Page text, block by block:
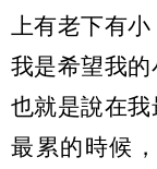
上有老下有
我是希望我的
也就是說在
最累的時候